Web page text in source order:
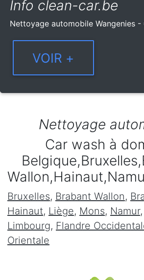
Info clean-car.be
Nettoyage automobile Wangenies
Nettoyage
Car wash à
Bruxelles, Brabant Wallon,
Hainaut, Liège, Mons, Namur,
Limbourg, Flandre
Orientale